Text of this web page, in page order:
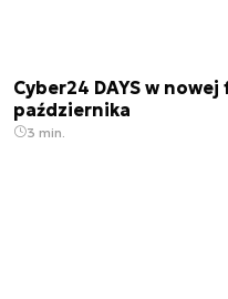
Cyber24 DAYS w
października
3 min.